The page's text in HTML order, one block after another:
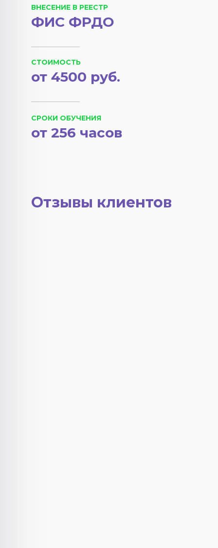
ВНЕСЕНИЕ В РЕЕСТР
ФИС ФРДО
СРОКИ ОБУЧЕНИЯ
СТОИМОСТЬ
от 256 часов
от 4500 руб.
Отзывы клиентов